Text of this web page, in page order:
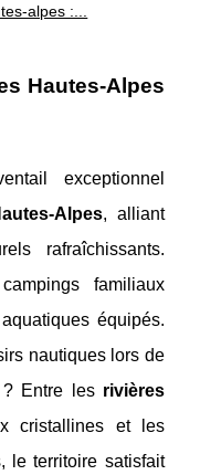
alpes :...
Hautes-Alpes
exceptionnel
Alpes, alliant
rafraîchissants.
familiaux
équipés.
nautiques lors de
? Entre les rivières
cristallines et les
le territoire satisfait